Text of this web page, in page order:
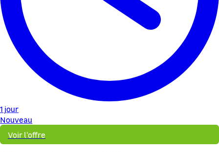
1 jour
Nouveau
Voir l'offre